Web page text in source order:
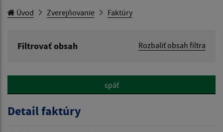
Úvod Zverejňovanie Faktúry
Filtrovať obsah
Rozbaliť obsah filtra
Hľadať v:
späť
Detail faktúry